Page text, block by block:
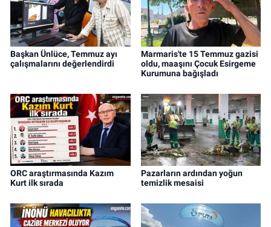
Başkan Ünlüce, Temmuz ayı
çalışmalarını değerlendirdi
Marmaris'te 15 Temmuz gazisi
oldu, maaşını Çocuk Esirgeme
Kurumuna bağışladı
ORC araştırmasında Kazım
Kurt ilk sırada
Pazarların ardından yoğun
temizlik mesaisi